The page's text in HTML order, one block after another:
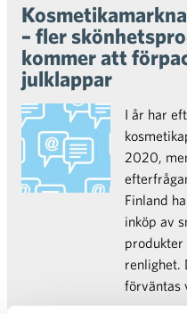
– fler
kommer att
julklappar
I år har
2020,
Finland
inköp av
renlighet.
förväntas